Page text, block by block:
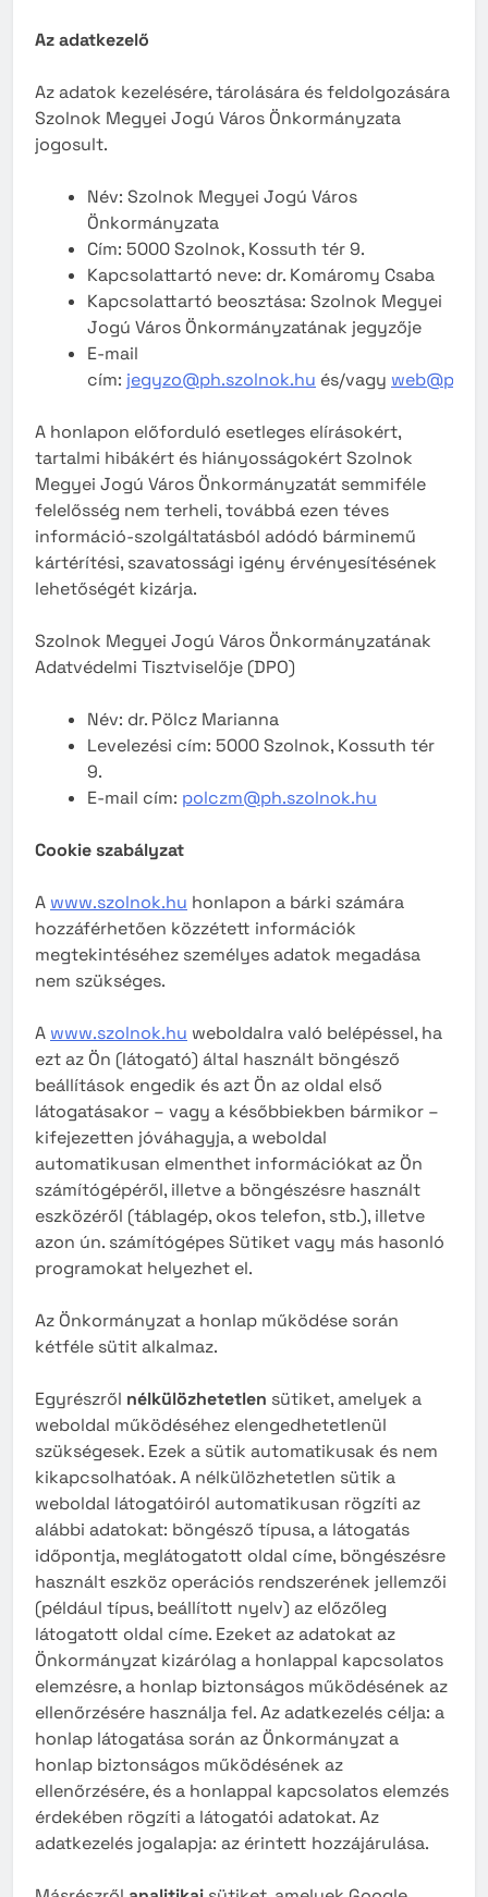
Az adatkezelő
Az adatok kezelésére, tárolására és feldolgozására
Szolnok Megyei Jogú Város Önkormányzata
jogosult.
Név: Szolnok Megyei Jogú Város
Önkormányzata
Cím: 5000 Szolnok, Kossuth tér 9.
Kapcsolattartó neve: dr. Komáromy Csaba
Kapcsolattartó beosztása: Szolnok Megyei
Jogú Város Önkormányzatának jegyzője
E-mail
cím: jegyzo@ph.szolnok.hu és/vagy
A honlapon előforduló esetleges elírásokért,
tartalmi hibákért és hiányosságokért Szolnok
Megyei Jogú Város Önkormányzatát semmiféle
felelősség nem terheli, továbbá ezen téves
információ-szolgáltatásból adódó bárminemű
kártérítési, szavatossági igény érvényesítésének
lehetőségét kizárja.
Szolnok Megyei Jogú Város Önkormányzatának
Adatvédelmi Tisztviselője (DPO)
Név: dr. Pölcz Marianna
Levelezési cím: 5000 Szolnok, Kossuth tér
9.
E-mail cím: polczm@ph.szolnok.hu
Cookie szabályzat
A www.szolnok.hu honlapon a bárki számára
hozzáférhetően közzétett információk
megtekintéséhez személyes adatok megadása
nem szükséges.
A www.szolnok.hu weboldalra való belépéssel, ha
ezt az Ön (látogató) által használt böngésző
beállítások engedik és azt Ön az oldal első
látogatásakor – vagy a későbbiekben bármikor –
kifejezetten jóváhagyja, a weboldal
automatikusan elmenthet információkat az Ön
számítógépéről, illetve a böngészésre használt
eszközéről (táblagép, okos telefon, stb.), illetve
azon ún. számítógépes Sütiket vagy más hasonló
programokat helyezhet el.
Az Önkormányzat a honlap működése során
kétféle sütit alkalmaz.
Egyrészről nélkülözhetetlen sütiket, amelyek a
weboldal működéséhez elengedhetetlenül
szükségesek. Ezek a sütik automatikusak és nem
kikapcsolhatóak. A nélkülözhetetlen sütik a
weboldal látogatóiról automatikusan rögzíti az
alábbi adatokat: böngésző típusa, a látogatás
időpontja, meglátogatott oldal címe, böngészésre
használt eszköz operációs rendszerének jellemzői
(például típus, beállított nyelv) az előzőleg
látogatott oldal címe. Ezeket az adatokat az
Önkormányzat kizárólag a honlappal kapcsolatos
elemzésre, a honlap biztonságos működésének az
ellenőrzésére használja fel. Az adatkezelés célja: a
honlap látogatása során az Önkormányzat a
honlap biztonságos működésének az
ellenőrzésére, és a honlappal kapcsolatos elemzés
érdekében rögzíti a látogatói adatokat. Az
adatkezelés jogalapja: az érintett hozzájárulása.